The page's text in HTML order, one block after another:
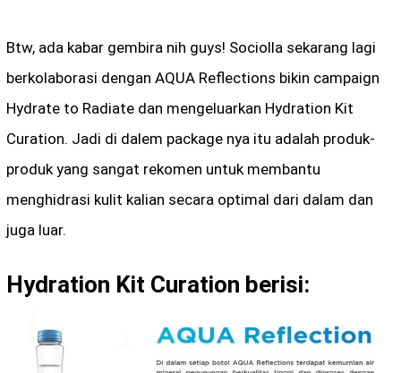
Btw, ada kabar gembira nih guys! Sociolla sekarang lagi
berkolaborasi dengan AQUA Reflections bikin campaign
Hydrate to Radiate dan mengeluarkan Hydration Kit
Curation. Jadi di dalem package nya itu adalah produk-
produk yang sangat rekomen untuk membantu
menghidrasi kulit kalian secara optimal dari dalam dan
juga luar.
Hydration Kit Curation berisi: